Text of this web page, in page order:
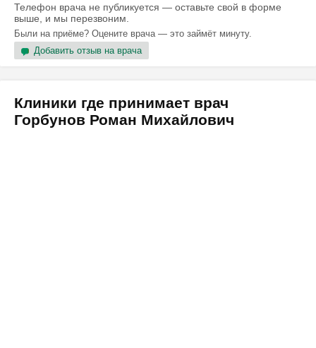
Телефон врача не публикуется — оставьте свой в форме
выше, и мы перезвоним.
Были на приёме? Оцените врача — это займёт минуту.
Добавить отзыв на врача
Клиники где принимает врач
Горбунов Роман Михайлович